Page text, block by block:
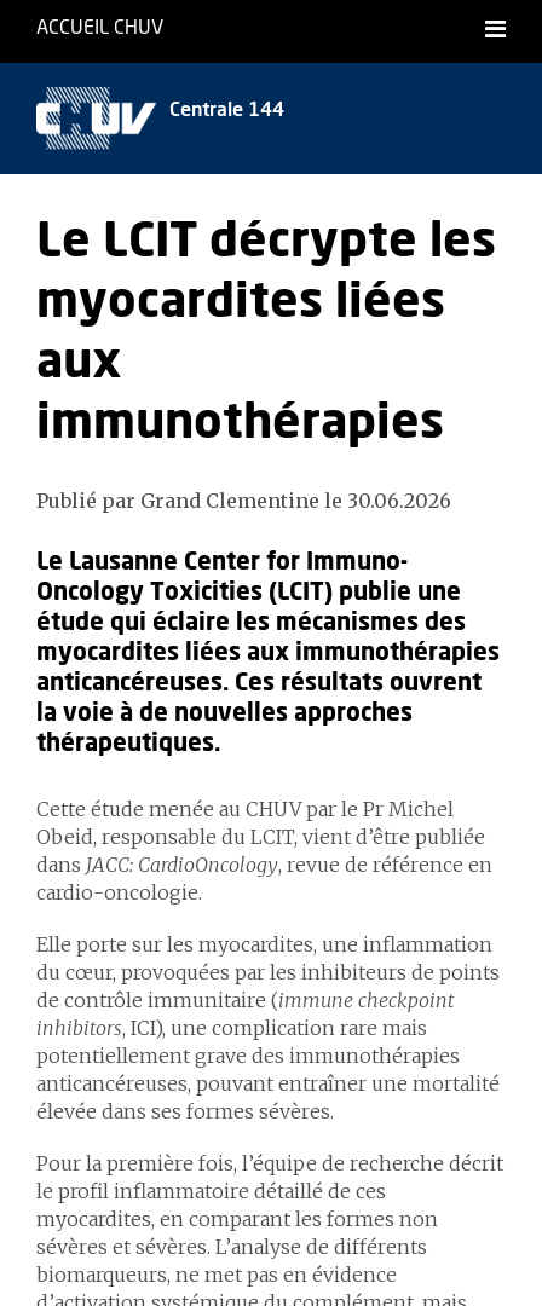
ACCUEIL CHUV
Centrale 144
Le LCIT décrypte les
myocardites liées
aux
immunothérapies
Publié par Grand Clementine le 30.06.2026
Le Lausanne Center for Immuno-
Oncology Toxicities (LCIT) publie une
étude qui éclaire les mécanismes des
myocardites liées aux immunothérapies
anticancéreuses. Ces résultats ouvrent
la voie à de nouvelles approches
thérapeutiques.
Cette étude menée au CHUV par le Pr Michel
Obeid, responsable du LCIT, vient d’être publiée
dans JACC: CardioOncology, revue de référence en
cardio-oncologie.
Elle porte sur les myocardites, une inflammation
du cœur, provoquées par les inhibiteurs de points
de contrôle immunitaire (immune checkpoint
inhibitors, ICI), une complication rare mais
potentiellement grave des immunothérapies
anticancéreuses, pouvant entraîner une mortalité
élevée dans ses formes sévères.
Pour la première fois, l’équipe de recherche décrit
le profil inflammatoire détaillé de ces
myocardites, en comparant les formes non
sévères et sévères. L’analyse de différents
biomarqueurs, ne met pas en évidence